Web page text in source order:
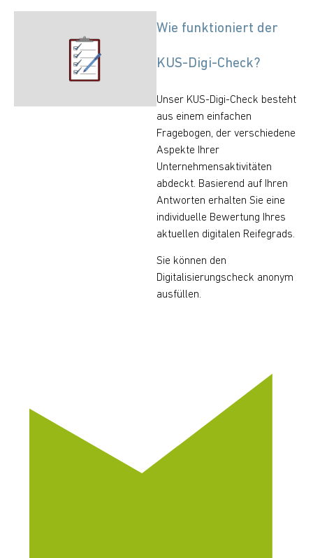
Wie funktioniert der
KUS-Digi-Check?
Unser KUS-Digi-Check besteht
aus einem einfachen
Fragebogen, der verschiedene
Aspekte Ihrer
Unternehmensaktivitäten
abdeckt. Basierend auf Ihren
Antworten erhalten Sie eine
individuelle Bewertung Ihres
aktuellen digitalen Reifegrads.
Sie können den
Digitalisierungscheck anonym
ausfüllen.